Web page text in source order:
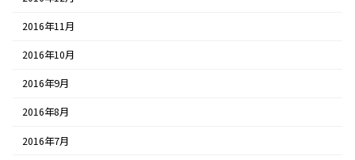
2016年11月
2016年10月
2016年9月
2016年8月
2016年7月